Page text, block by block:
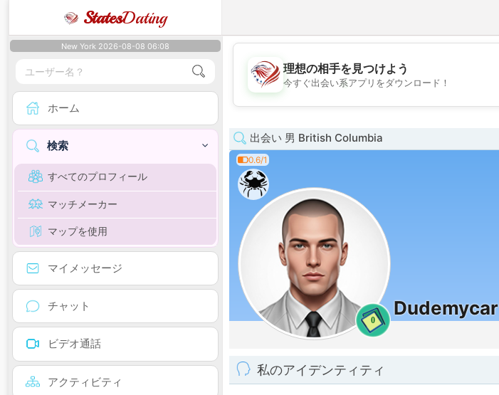
StatesDating
New York 2026-08-08 06:08
ホーム
検索
すべてのプロフィール
マッチメーカー
マップを使用
マイメッセージ
チャット
ビデオ通話
アクティビティ
💖
理想の相手を見つけよう
今すぐ出会い系アプリをダウンロード！
出会い 男 British Columbia
0.6/1
0
Dudemycar
私のアイデンティティ